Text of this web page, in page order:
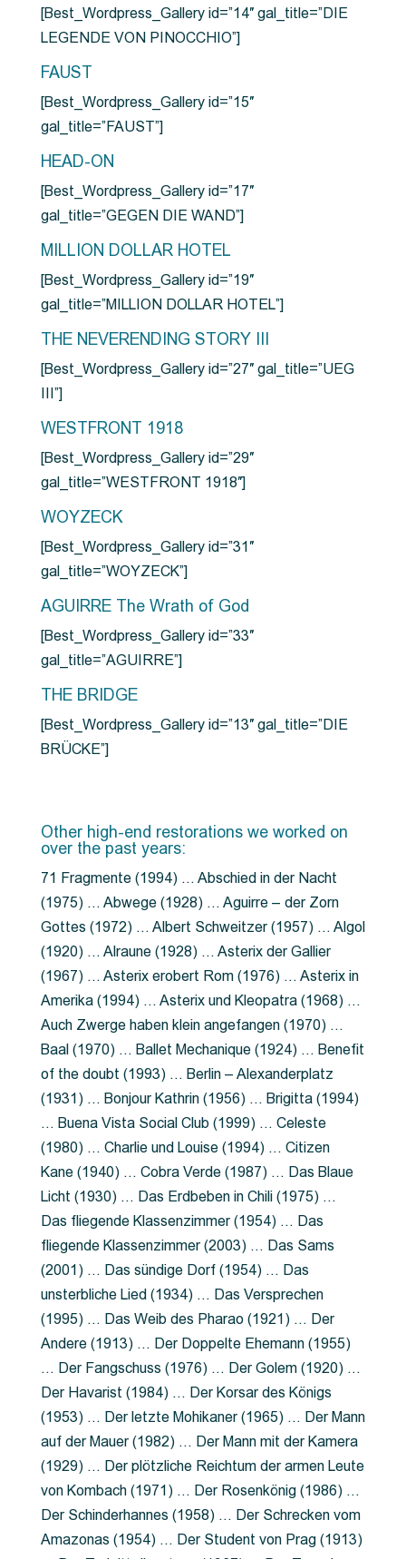
[Best_Wordpress_Gallery id=”14″ gal_title=”DIE
LEGENDE VON PINOCCHIO”]
FAUST
[Best_Wordpress_Gallery id=”15″
gal_title=”FAUST”]
HEAD-ON
[Best_Wordpress_Gallery id=”17″
gal_title=”GEGEN DIE WAND”]
MILLION DOLLAR HOTEL
[Best_Wordpress_Gallery id=”19″
gal_title=”MILLION DOLLAR HOTEL”]
THE NEVERENDING STORY III
[Best_Wordpress_Gallery id=”27″ gal_title=”UEG
III”]
WESTFRONT 1918
[Best_Wordpress_Gallery id=”29″
gal_title=”WESTFRONT 1918″]
WOYZECK
[Best_Wordpress_Gallery id=”31″
gal_title=”WOYZECK”]
AGUIRRE The Wrath of God
[Best_Wordpress_Gallery id=”33″
gal_title=”AGUIRRE”]
THE BRIDGE
[Best_Wordpress_Gallery id=”13″ gal_title=”DIE
BRÜCKE”]
Other high-end restorations we worked on
over the past years:
71 Fragmente (1994) … Abschied in der Nacht
(1975) … Abwege (1928) … Aguirre – der Zorn
Gottes (1972) … Albert Schweitzer (1957) … Algol
(1920) … Alraune (1928) … Asterix der Gallier
(1967) … Asterix erobert Rom (1976) … Asterix in
Amerika (1994) … Asterix und Kleopatra (1968) …
Auch Zwerge haben klein angefangen (1970) …
Baal (1970) … Ballet Mechanique (1924) … Benefit
of the doubt (1993) … Berlin – Alexanderplatz
(1931) … Bonjour Kathrin (1956) … Brigitta (1994)
… Buena Vista Social Club (1999) … Celeste
(1980) … Charlie und Louise (1994) … Citizen
Kane (1940) … Cobra Verde (1987) … Das Blaue
Licht (1930) … Das Erdbeben in Chili (1975) …
Das fliegende Klassenzimmer (1954) … Das
fliegende Klassenzimmer (2003) … Das Sams
(2001) … Das sündige Dorf (1954) … Das
unsterbliche Lied (1934) … Das Versprechen
(1995) … Das Weib des Pharao (1921) … Der
Andere (1913) … Der Doppelte Ehemann (1955)
… Der Fangschuss (1976) … Der Golem (1920) …
Der Havarist (1984) … Der Korsar des Königs
(1953) … Der letzte Mohikaner (1965) … Der Mann
auf der Mauer (1982) … Der Mann mit der Kamera
(1929) … Der plötzliche Reichtum der armen Leute
von Kombach (1971) … Der Rosenkönig (1986) …
Der Schinderhannes (1958) … Der Schrecken vom
Amazonas (1954) … Der Student von Prag (1913)